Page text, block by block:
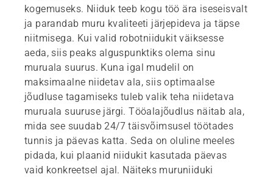
kogemuseks. Niiduk teeb kogu töö ära iseseisvalt
ja parandab muru kvaliteeti järjepideva ja täpse
niitmisega. Kui valid robotniidukit väiksesse
aeda, siis peaks alguspunktiks olema sinu
muruala suurus. Kuna igal mudelil on
maksimaalne niidetav ala, siis optimaalse
jõudluse tagamiseks tuleb valik teha niidetava
muruala suuruse järgi. Tööalajõudlus näitab ala,
mida see suudab 24/7 täisvõimsusel töötades
tunnis ja päevas katta. Seda on oluline meeles
pidada, kui plaanid niidukit kasutada päevas
vaid konkreetsel ajal. Näiteks muruniiduki